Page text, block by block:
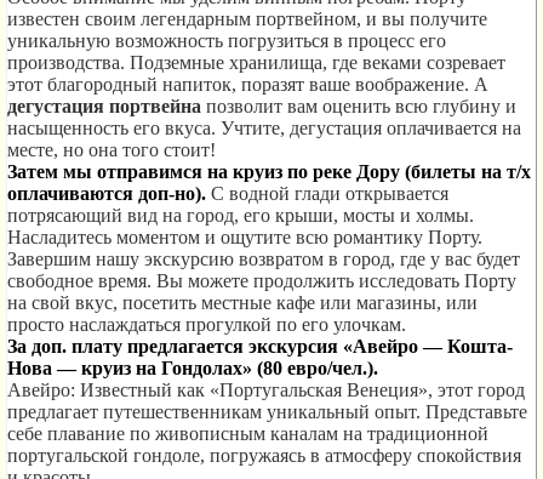
известен своим легендарным портвейном, и вы получите
уникальную возможность погрузиться в процесс его
производства. Подземные хранилища, где веками созревает
этот благородный напиток, поразят ваше воображение. А
дегустация портвейна позволит вам оценить всю глубину и
насыщенность его вкуса. Учтите, дегустация оплачивается на
месте, но она того стоит!
Затем мы отправимся на круиз по реке Дору (билеты на т/х
оплачиваются доп-но). С водной глади открывается
потрясающий вид на город, его крыши, мосты и холмы.
Насладитесь моментом и ощутите всю романтику Порту.
Завершим нашу экскурсию возвратом в город, где у вас будет
свободное время. Вы можете продолжить исследовать Порту
на свой вкус, посетить местные кафе или магазины, или
просто наслаждаться прогулкой по его улочкам.
За доп. плату предлагается экскурсия «Авейро — Кошта-
Нова — круиз на Гондолах» (80 евро/чел.).
Авейро: Известный как «Португальская Венеция», этот город
предлагает путешественникам уникальный опыт. Представьте
себе плавание по живописным каналам на традиционной
португальской гондоле, погружаясь в атмосферу спокойствия